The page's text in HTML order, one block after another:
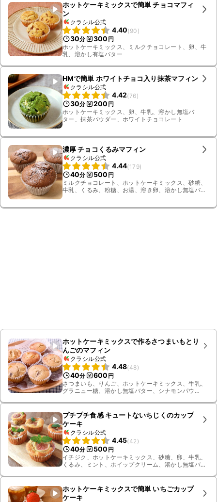
ホットケーキミックスで簡単 チョコマフィ
ン
クラシル公式
4.40(90 )
30分 300 円
ホットケーキミックス、ミルクチョコレート、卵、牛
乳、溶かし有塩バター
HMで簡単 ホワイトチョコ入り抹茶マフィン
クラシル公式
4.42(76)
30分 200 円
ホットケーキミックス、卵、牛乳、溶かし無塩バ
ター、抹茶パウダー、ホワイトチョコレート
濃厚 チョコくるみマフィン
クラシル公式
4.44(179)
40分 500 円
ミルクチョコレート、ホットケーキミックス、砂糖、
牛乳、くるみ、粉糖、お湯、溶き卵、溶かし無塩バ
ホットケーキミックスで作るさつまいもとり
んごのマフィン
クラシル公式
4.48(48)
40分 600 円
さつまいも、りんご、ホットケーキミックス、牛乳、
グラニュー糖、溶かし無塩バター、シナモンパウ
プチプチ食感 キュートないちじくのカップ
ケーキ
クラシル公式
4.45(42 )
40分 500 円
イチジク、ホットケーキミックス、砂糖、卵、牛乳、
くるみ、ミント、ホイップクリーム、溶かし無塩バ
ホットケーキミックスで簡単 いちごカップ
ケーキ